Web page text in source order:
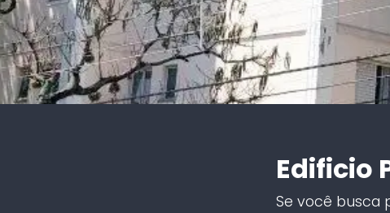
Edificio
Se você busca